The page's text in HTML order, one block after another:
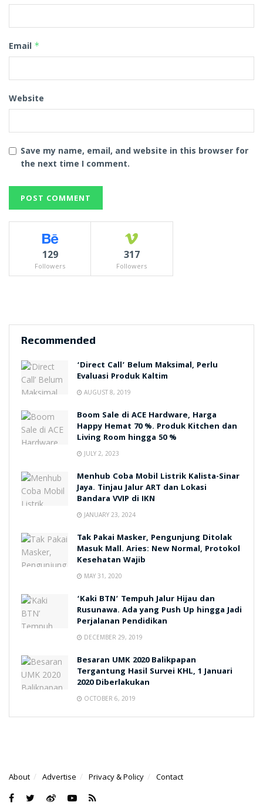
Email *
Website
Save my name, email, and website in this browser for
the next time I comment.
129
Followers
317
Followers
Recommended
‘Direct Call’ Belum Maksimal, Perlu
Evaluasi Produk Kaltim
AUGUST 8, 2019
Boom Sale di ACE Hardware, Harga
Happy Hemat 70 %. Produk Kitchen dan
Living Room hingga 50 %
JULY 2, 2023
Menhub Coba Mobil Listrik Kalista-Sinar
Jaya. Tinjau Jalur ART dan Lokasi
Bandara VVIP di IKN
JANUARY 23, 2024
Tak Pakai Masker, Pengunjung Ditolak
Masuk Mall. Aries: New Normal, Protokol
Kesehatan Wajib
MAY 31, 2020
‘Kaki BTN’ Tempuh Jalur Hijau dan
Rusunawa. Ada yang Push Up hingga Jadi
Perjalanan Pendidikan
DECEMBER 29, 2019
Besaran UMK 2020 Balikpapan
Tergantung Hasil Survei KHL, 1 Januari
2020 Diberlakukan
OCTOBER 6, 2019
About Advertise Privacy & Policy Contact